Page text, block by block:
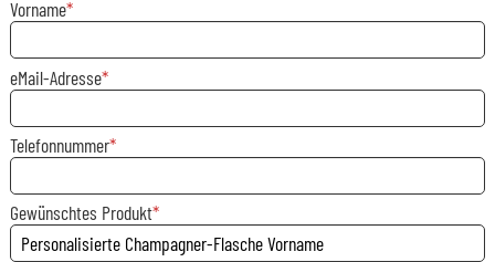
Vorname
eMail-Adresse
Telefonnummer
Gewünschtes Produkt